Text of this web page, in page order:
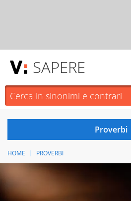
SAPERE
HOME PROVERBI